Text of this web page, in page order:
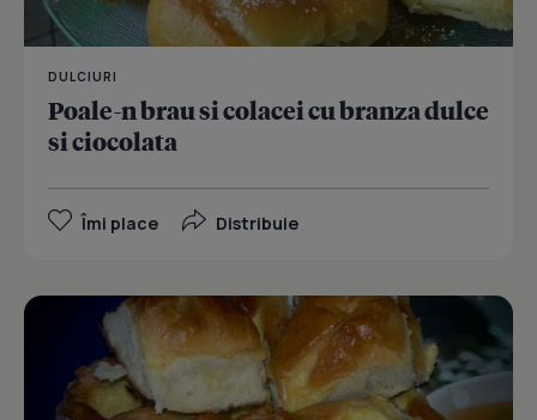
DULCIURI
Poale-n brau si colacei cu branza dulce
si ciocolata
Îmi place Distribuie